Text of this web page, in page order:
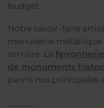
budget.
Notre savoir-faire
menuiserie
verrière. La
de monuments
parmi nos principales